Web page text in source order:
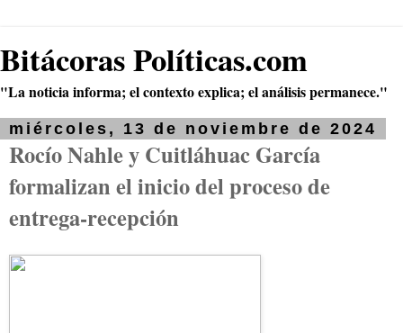
Bitácoras Políticas.com
"La noticia informa; el contexto explica; el análisis permanece."
miércoles, 13 de noviembre de 2024
Rocío Nahle y Cuitláhuac García
formalizan el inicio del proceso de
entrega-recepción